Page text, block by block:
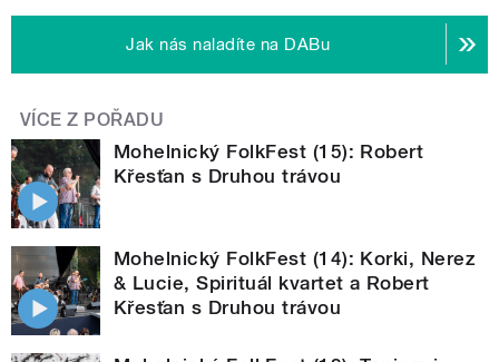
Jak nás naladíte na DABu
VÍCE Z POŘADU
Mohelnický FolkFest (15): Robert
Křesťan s Druhou trávou
Mohelnický FolkFest (14): Korki, Nerez
& Lucie, Spirituál kvartet a Robert
Křesťan s Druhou trávou